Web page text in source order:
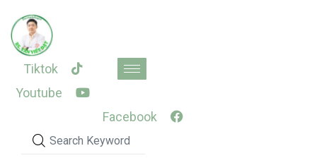
content
Tiktok
Youtube
Facebook